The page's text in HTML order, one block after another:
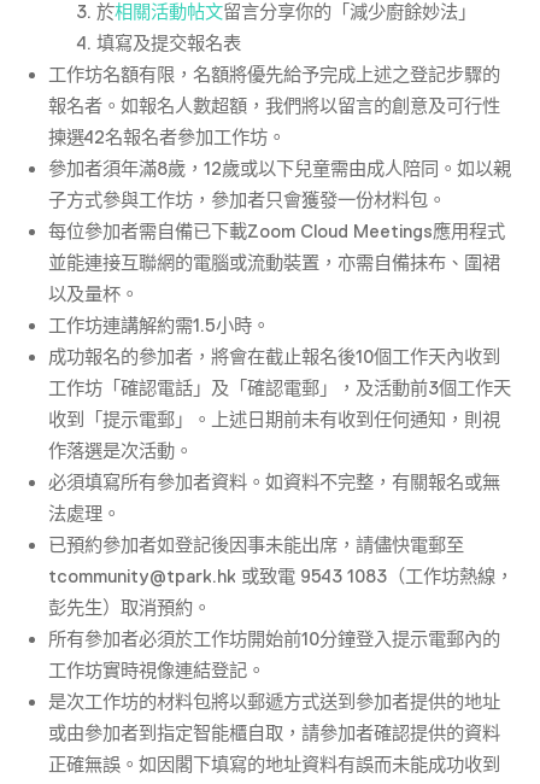
於相關活動帖文留言分享你的「減少廚餘妙法」
填寫及提交報名表
工作坊名額有限，名額將優先給予完成上述之登記步驟的
報名者。如報名人數超額，我們將以留言的創意及可行性
揀選42名報名者參加工作坊。
參加者須年滿8歲，12歲或以下兒童需由成人陪同。如以親
子方式參與工作坊，參加者只會獲發一份材料包。
每位參加者需自備已下載Zoom Cloud Meetings應用程式
並能連接互聯網的電腦或流動裝置，亦需自備抹布、圍裙
以及量杯。
工作坊連講解約需1.5小時。
成功報名的參加者，將會在截止報名後10個工作天內收到
工作坊「確認電話」及「確認電郵」，及活動前3個工作天
收到「提示電郵」。上述日期前未有收到任何通知，則視
作落選是次活動。
必須填寫所有參加者資料。如資料不完整，有關報名或無
法處理。
已預約參加者如登記後因事未能出席，請儘快電郵至
tcommunity@tpark.hk 或致電 9543 1083（工作坊熱線，
彭先生）取消預約。
所有參加者必須於工作坊開始前10分鐘登入提示電郵內的
工作坊實時視像連結登記。
是次工作坊的材料包將以郵遞方式送到參加者提供的地址
或由參加者到指定智能櫃自取，請參加者確認提供的資料
正確無誤。如因閣下填寫的地址資料有誤而未能成功收到